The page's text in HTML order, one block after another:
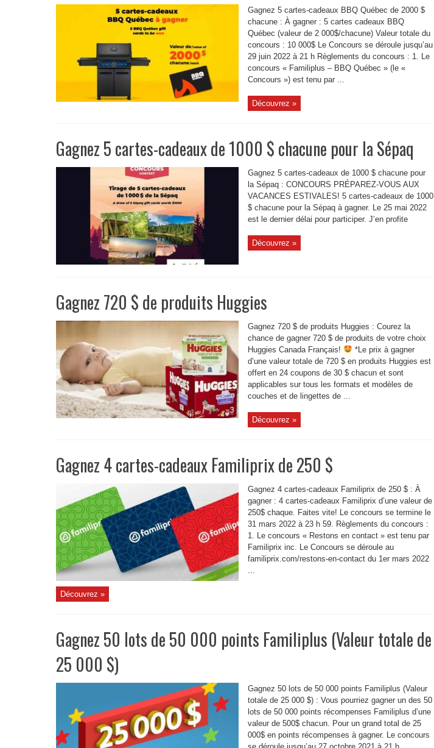
Gagnez 5 cartes-cadeaux BBQ Québec de 2000 $
chacune : À gagner : 5 cartes cadeaux BBQ
Québec (valeur de 2 000$/chacune) Valeur totale du
concours : 10 000$ Le Concours se déroule jusqu’au
29 juin 2022 à 21 h Règlements du concours : 1. Le
concours « Familiplus – BBQ Québec » (le «
Concours ») est tenu par ...
Découvrez »
Gagnez 5 cartes-cadeaux de 1000 $ chacune pour la Sépaq
Gagnez 5 cartes-cadeaux de 1000 $ chacune pour
la Sépaq : CONCOURS PRÉPAREZ-VOUS AUX
VACANCES ESTIVALES! 5 cartes-cadeaux de 1000
$ chacune pour la Sépaq à gagner. Le 25 mai 2022
est le dernier délai pour participer. J’en profite
Découvrez »
Gagnez 720 $ de produits Huggies
Gagnez 720 $ de produits Huggies : Courez la
chance de gagner 720 $ de produits de votre choix
Huggies Canada Français!
*Le prix à gagner
d’une valeur totale de 720 $ en produits Huggies est
offert en 24 coupons de 30 $ chacun et sont
applicables sur tous les formats et modèles de
couches et de lingettes de ...
Découvrez »
Gagnez 4 cartes-cadeaux Familiprix de 250 $
Gagnez 4 cartes-cadeaux Familiprix de 250 $ : À
gagner : 4 cartes-cadeaux Familiprix d’une valeur de
250$ chaque. Faites vite! Le concours se termine le
31 mars 2022 à 23 h 59. Règlements du concours :
1. Le concours « Restons en contact » est tenu par
Familiprix inc. Le Concours se déroule au
familiprix.com/restons-en-contact du 1er mars 2022
...
Découvrez »
Gagnez 50 lots de 50 000 points Familiplus (Valeur totale de
25 000 $)
Gagnez 50 lots de 50 000 points Familiplus (Valeur
totale de 25 000 $) : Vous pourriez gagner un des 50
lots de 50 000 points récompenses Familiplus d’une
valeur de 500$ chacun. Pour un grand total de 25
000$ en points récompenses à gagner. Le concours